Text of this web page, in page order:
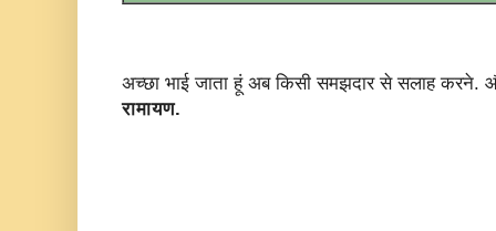
अच्छा भाई जाता हूं अब किसी समझदार से सलाह करने.
रामायण.